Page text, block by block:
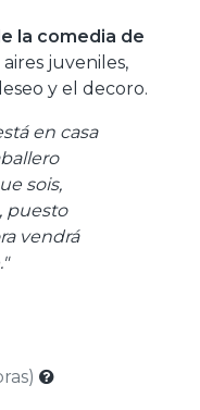
la comedia de
juveniles,
y el decoro.
en casa
sois,
puesto
vendrá